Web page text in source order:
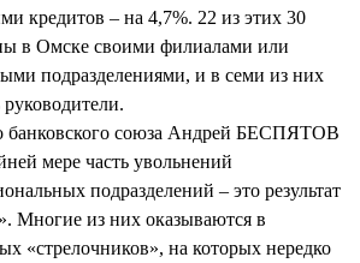
кредитов – на 4,7%. 22 из этих 30
в Омске своими филиалами или
подразделениями, и в семи из них
банковского союза Андрей БЕСПЯТОВ
мере часть увольнений
подразделений – это результат
Многие из них оказываются в
«стрелочников», на которых нередко